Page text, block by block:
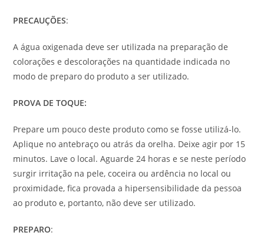
PRECAUÇÕES:
A água oxigenada deve ser utilizada na preparação de
colorações e descolorações na quantidade indicada no
modo de preparo do produto a ser utilizado.
PROVA DE TOQUE:
Prepare um pouco deste produto como se fosse utilizá-lo.
Aplique no antebraço ou atrás da orelha. Deixe agir por 15
minutos. Lave o local. Aguarde 24 horas e se neste período
surgir irritação na pele, coceira ou ardência no local ou
proximidade, fica provada a hipersensibilidade da pessoa
ao produto e, portanto, não deve ser utilizado.
PREPARO: